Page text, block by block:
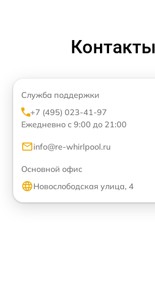
Контакты
Служба поддержки
+7 (495) 023-41-97
Ежедневно с 9:00 до 21:00
info@re-whirlpool.ru
Основной офис
Новослободская улица, 4